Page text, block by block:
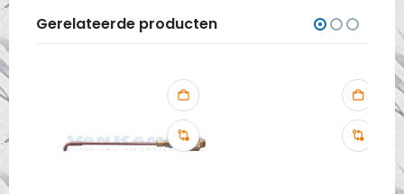
Gerelateerde producten